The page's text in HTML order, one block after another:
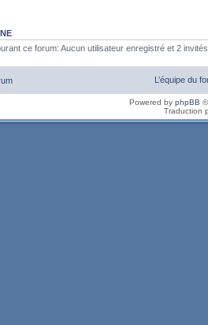
ce forum: Aucun utilisateur enregistré et 2 invités
L’équipe du
Powered by phpBB
Traduction